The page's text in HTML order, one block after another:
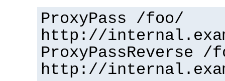
ProxyPass /foo/
http://
ProxyPassReverse /
http://